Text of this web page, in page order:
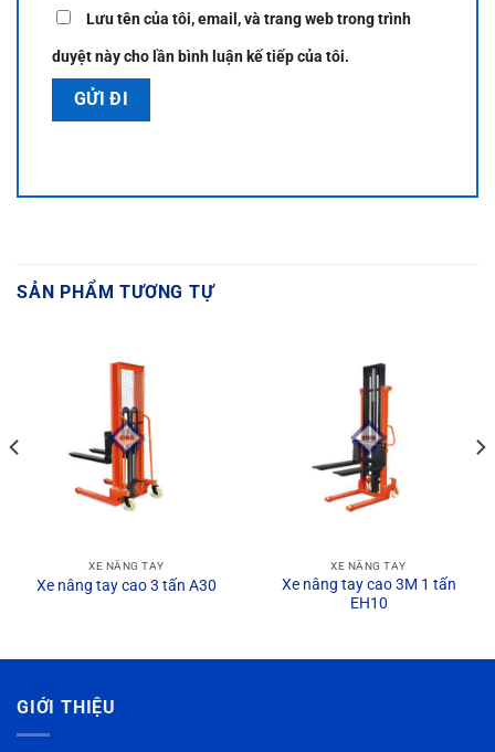
Lưu tên của tôi, email, và trang web trong trình
duyệt này cho lần bình luận kế tiếp của tôi.
SẢN PHẨM TƯƠNG TỰ
XE NÂNG TAY
Xe nâng tay cao 3 tấn A30
XE NÂNG TAY
Xe nâng tay cao 3M 1 tấn
EH10
GIỚI THIỆU